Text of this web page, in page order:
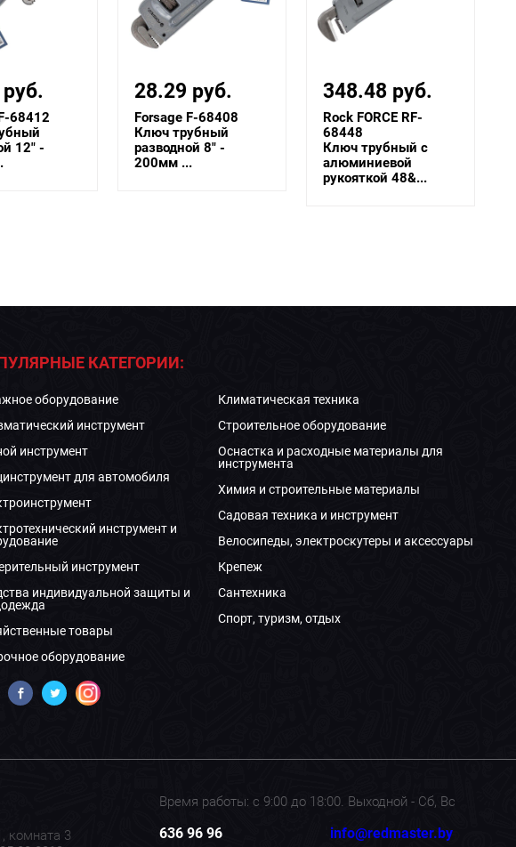
68408
8" -
348.48 руб.
Rock FORCE RF-
68448
Ключ трубный с
алюминиевой
38.40 руб.
Rock FORCE RF-
68412
Ключ трубный с
алюминиевой
рукояткой 12&...
КАТЕГОРИИ:
оборудование
инструмент
инструмент
для автомобиля
инструмент и
инструмент
индивидуальной защиты и
товары
оборудование
Климатическая техника
Строительное оборудование
Оснастка и расходные материалы для
инструмента
Химия и строительные материалы
Садовая техника и инструмент
Велосипеды, электроскутеры и аксессуары
Крепеж
Сантехника
Спорт, туризм, отдых
комната 3
Время работы: с 9:00 до 18:00. Выходной - Сб, Вс
636 96 96 info@redmaster.by